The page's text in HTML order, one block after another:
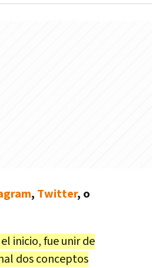
, Twitter, o
inicio, fue unir de
dos conceptos